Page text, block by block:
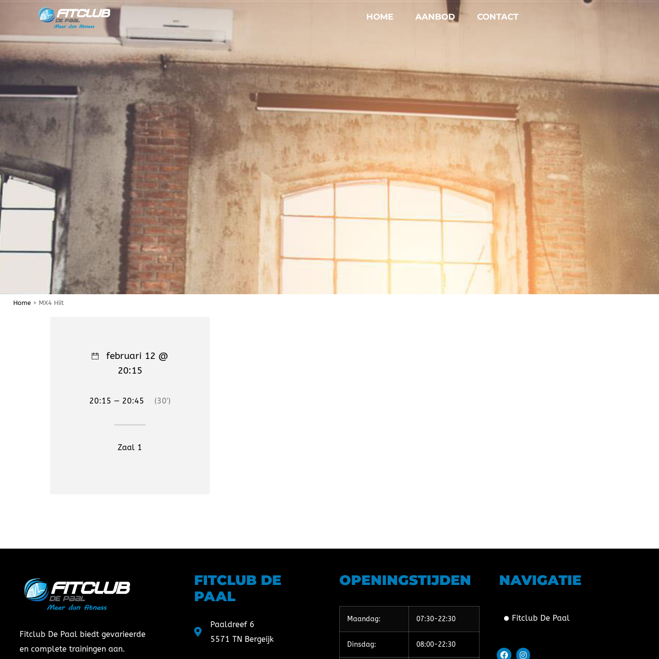
HOME AANBOD CONTACT
Home > MX4 Hiit
februari 12 @
20:15
20:15 — 20:45 (30′)
Zaal 1
Fitclub De Paal biedt gevarieerde
en complete trainingen aan.
FITCLUB DE
PAAL
Paaldreef 6
5571 TN Bergeijk
OPENINGSTIJDEN
Maandag: 07:30-22:30
Dinsdag: 08:00-22:30
NAVIGATIE
Fitclub De Paal